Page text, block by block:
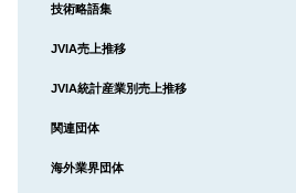
技術略語集
JVIA売上推移
JVIA統計産業別売上推移
関連団体
海外業界団体